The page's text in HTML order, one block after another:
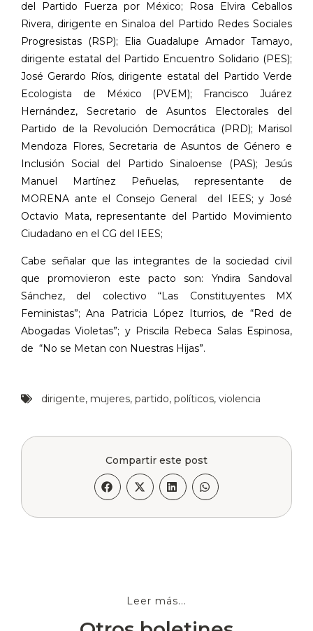
del Partido Fuerza por México; Rosa Elvira Ceballos
Rivera, dirigente en Sinaloa del Partido Redes Sociales
Progresistas (RSP); Elia Guadalupe Amador Tamayo,
dirigente estatal del Partido Encuentro Solidario (PES);
José Gerardo Ríos, dirigente estatal del Partido Verde
Ecologista de México (PVEM); Francisco Juárez
Hernández, Secretario de Asuntos Electorales del
Partido de la Revolución Democrática (PRD); Marisol
Mendoza Flores, Secretaria de Asuntos de Género e
Inclusión Social del Partido Sinaloense (PAS); Jesús
Manuel Martínez Peñuelas, representante de
MORENA ante el Consejo General
del IEES; y José
Octavio Mata, representante del Partido Movimiento
Ciudadano en el CG del IEES;
Cabe señalar que las integrantes de la sociedad civil
que promovieron este pacto son: Yndira Sandoval
Sánchez, del colectivo “Las Constituyentes MX
Feministas”; Ana Patricia López Iturrios, de “Red de
Abogadas Violetas”; y Priscila Rebeca Salas Espinosa,
de “No se Metan con Nuestras Hijas”.
dirigente, mujeres, partido, políticos, violencia
Compartir este post
Leer más...